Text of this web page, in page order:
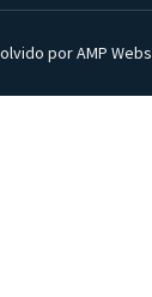
por AMP